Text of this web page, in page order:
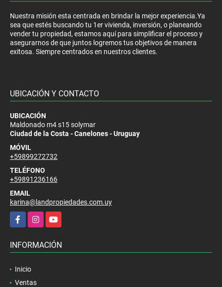
Nuestra misión esta centrada en brindar la mejor experiencia.Ya
sea que estés buscando tu 1er vivienda, inversión, o planeando
vender tu propiedad, estamos aquí para simplificar el proceso y
asegurarnos de que juntos logremos tus objetivos de manera
exitosa. Siempre centrados en nuestros clientes.
UBICACIÓN Y CONTACTO
UBICACIÓN
Maldonado m4 s15 solymar
Ciudad de la Costa - Canelones - Uruguay
MÓVIL
+59899272732
TELÉFONO
+59891236166
EMAIL
karina@landpropiedades.com.uy
FacebookInstagramYouTube
INFORMACIÓN
Inicio
Ventas